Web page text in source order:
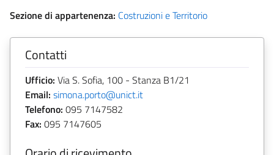
Sezione di appartenenza: Costruzioni e Territorio
Contatti
Ufficio: Via S. Sofia, 100 - Stanza B1/21
Email: simona.porto@unict.it
Telefono: 095 7147582
Fax: 095 7147605